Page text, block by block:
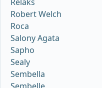
Relaks
Robert Welch
Roca
Salony Agata
Sapho
Sealy
Sembella